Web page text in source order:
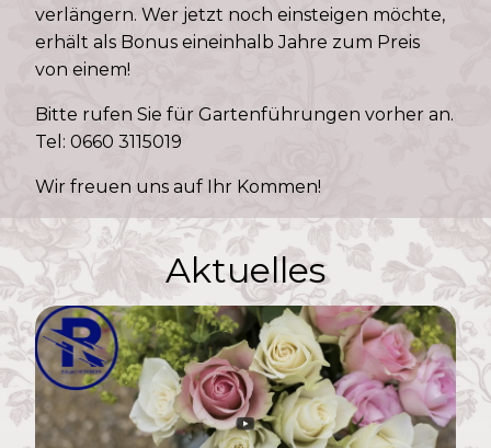
verlängern. Wer jetzt noch einsteigen möchte,
erhält als Bonus eineinhalb Jahre zum Preis
von einem!
Bitte rufen Sie für Gartenführungen vorher an.
Tel: 0660 3115019
Wir freuen uns auf Ihr Kommen!
Aktuelles